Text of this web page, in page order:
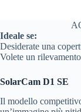
Ideale se:
Desiderate una
Volete un
SolarCam D1 SE
Il modello